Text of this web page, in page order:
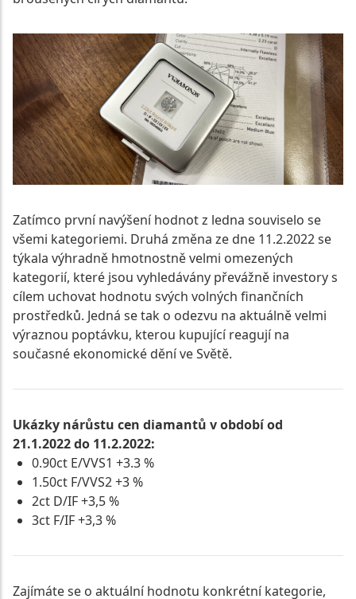
Zatímco první navýšení hodnot z ledna souviselo se
všemi kategoriemi. Druhá změna ze dne 11.2.2022 se
týkala výhradně hmotnostně velmi omezených
kategorií, které jsou vyhledávány převážně investory s
cílem uchovat hodnotu svých volných finančních
prostředků. Jedná se tak o odezvu na aktuálně velmi
výraznou poptávku, kterou kupující reagují na
současné ekonomické dění ve Světě.
Ukázky nárůstu cen diamantů v období od
21.1.2022 do 11.2.2022:
0.90ct E/VVS1 +3.3 %
1.50ct F/VVS2 +3 %
2ct D/IF +3,5 %
3ct F/IF +3,3 %
Zajímáte se o aktuální hodnotu konkrétní kategorie,